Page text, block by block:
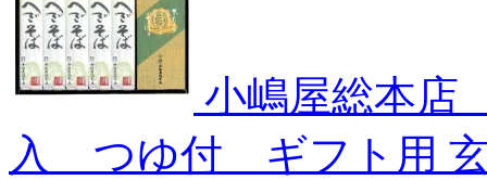
小嶋屋総本
入 つゆ付 ギフト用